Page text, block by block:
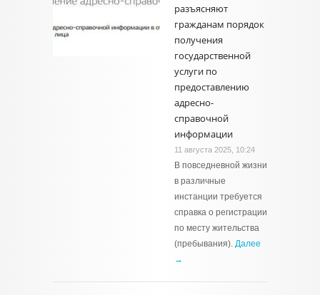
разъясняют
гражданам порядок
получения
государственной
услуги по
предоставлению
адресно-
справочной
информации
11 августа 2025, 10:24
В повседневной жизни
в различные
инстанции требуется
справка о регистрации
по месту жительства
(пребывания). Далее
→